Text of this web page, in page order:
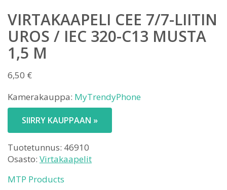
VIRTAKAAPELI CEE 7/7-LIITIN
UROS / IEC 320-C13 MUSTA
1,5 M
6,50 €
Kamerakauppa: MyTrendyPhone
SIIRRY KAUPPAAN »
Tuotetunnus: 46910
Osasto: Virtakaapelit
MTP Products